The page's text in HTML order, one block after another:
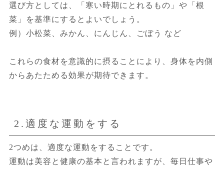
選び方としては、「寒い時期にとれるもの」や「根
菜」を基準にするとよいでしょう。
例）小松菜、みかん、にんじん、ごぼう など
これらの食材を意識的に摂ることにより、身体を内側
からあたためる効果が期待できます。
2.適度な運動をする
2つめは、適度な運動をすることです。
運動は美容と健康の基本と言われますが、毎日仕事や